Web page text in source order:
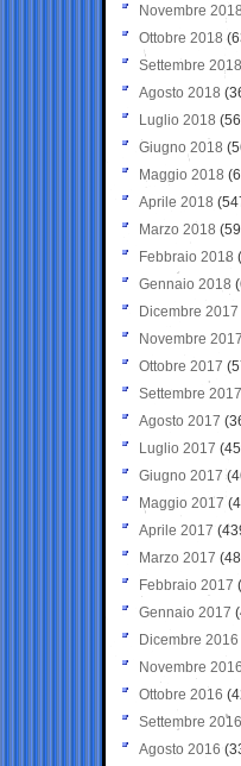
Novembre 2018
Ottobre 2018
Settembre 2018
Agosto 2018
Luglio 2018
Giugno 2018
Maggio 2018
Aprile 2018
Marzo 2018
Febbraio 2018
Gennaio 2018
Dicembre 2017
Novembre 2017
Ottobre 2017
Settembre 2017
Agosto 2017
Luglio 2017
Giugno 2017
Maggio 2017
Aprile 2017
Marzo 2017
Febbraio 2017
Gennaio 2017
Dicembre 2016
Novembre 2016
Ottobre 2016
Settembre 2016
Agosto 2016